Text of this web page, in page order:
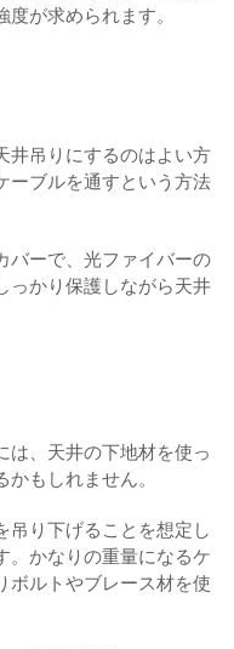
が求められます。
井吊りにするのはよい方
ーブルを通すという方法
バーで、光ファイバーの
っかり保護しながら天井
は、天井の下地材を使っ
もしれません。
吊り下げることを想定し
。かなりの重量になるケ
ボルトやブレース材を使